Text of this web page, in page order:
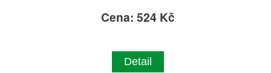
Cena: 524 Kč
Detail